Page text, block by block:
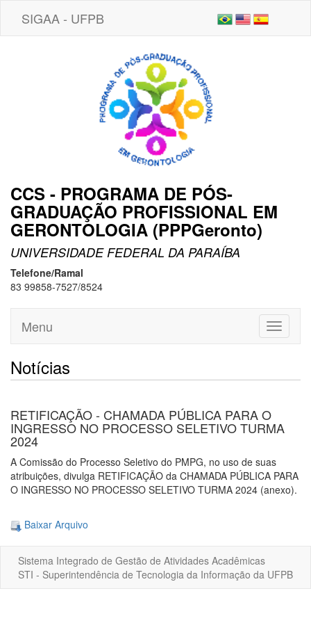
SIGAA - UFPB
CCS - PROGRAMA DE PÓS-
GRADUAÇÃO PROFISSIONAL EM
GERONTOLOGIA (PPPGeronto)
UNIVERSIDADE FEDERAL DA PARAÍBA
Telefone/Ramal
83 99858-7527/8524
Toggle
Menu
Notícias
RETIFICAÇÃO - CHAMADA PÚBLICA PARA O
INGRESSO NO PROCESSO SELETIVO TURMA
2024
A Comissão do Processo Seletivo do PMPG, no uso de suas
atribuições, divulga RETIFICAÇÃO da CHAMADA PÚBLICA PARA
O INGRESSO NO PROCESSO SELETIVO TURMA 2024 (anexo).
Baixar Arquivo
Sistema Integrado de Gestão de Atividades Acadêmicas
STI - Superintendência de Tecnologia da Informação da UFPB